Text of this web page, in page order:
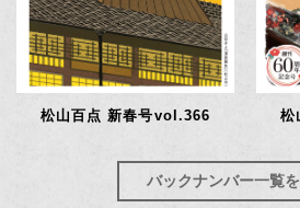
松山百点 新春号vol.366 松
バックナンバー一覧